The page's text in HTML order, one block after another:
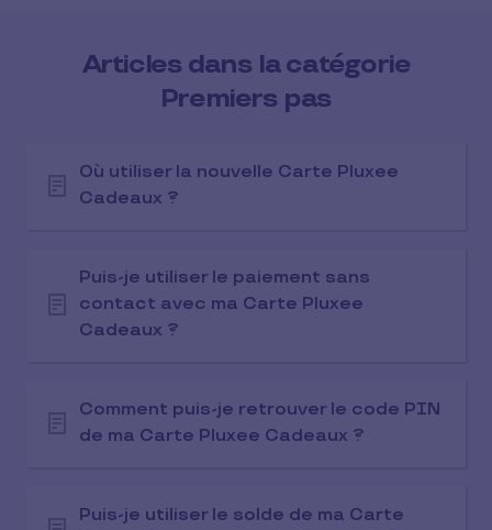
Articles dans la catégorie
Premiers pas
Où utiliser la nouvelle Carte Pluxee
Cadeaux ?
Puis-je utiliser le paiement sans
contact avec ma Carte Pluxee
Cadeaux ?
Comment puis-je retrouver le code PIN
de ma Carte Pluxee Cadeaux ?
Puis-je utiliser le solde de ma Carte